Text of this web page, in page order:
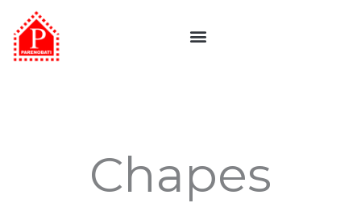
Aller
au
contenu
Chapes